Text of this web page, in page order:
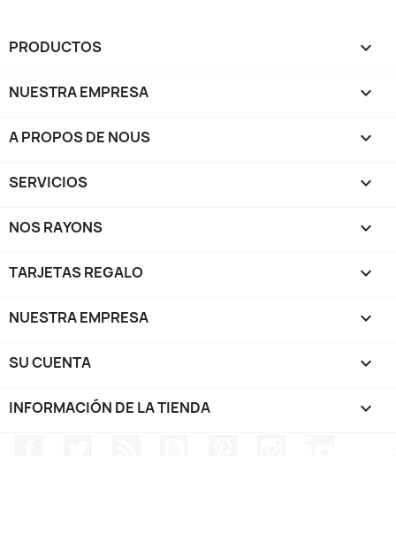
PRODUCTOS 
NUESTRA EMPRESA 
A PROPOS DE NOUS 
SERVICIOS 
NOS RAYONS 
TARJETAS REGALO 
NUESTRA EMPRESA 
SU CUENTA 
INFORMACIÓN DE LA TIENDA keyboard_arrow_down